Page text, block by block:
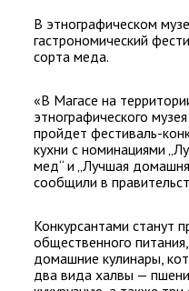
В этнографическом
гастрономический
сорта меда.
«В Магасе на
этнографического
пройдет фестиваль-
кухни с номинациями
мед“ и „Лучшая
сообщили в
Конкурсантами станут
общественного
домашние кулинары,
два вида халвы —